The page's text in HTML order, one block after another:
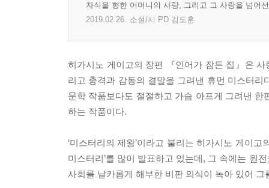
자식을 향한 어머니의 사랑, 그리고 그 사랑을 넘어
2019.02.26. 소설/시 PD 김도훈
히가시노 게이고의 장편 『인어가 잠든 집』은 사
리고 충격과 감동의 결말을 그려낸 휴먼 미스터
문학 작품보다도 절절하고 가슴 아프게 그려낸
하는 작품이다.
‘미스터리의 제왕’이라고 불리는 히가시노 게이
미스터리’를 많이 발표하고 있는데, 그 속에는 원
사회를 날카롭게 해부한 비판 의식이 녹아 있어 그